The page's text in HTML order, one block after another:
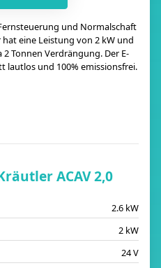
und Normalschaft
eine Leistung von 2 kW und
Tonnen Verdrängung. Der E-
und 100% emissionsfrei.
ACAV 2,0
2.6 kW
2 kW
24 V